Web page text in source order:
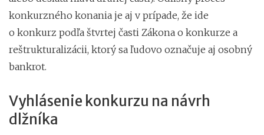
konkurzného konania je aj v prípade, že ide
o konkurz podľa štvrtej časti Zákona o konkurze a
reštrukturalizácii, ktorý sa ľudovo označuje aj osobný
bankrot.
Vyhlásenie konkurzu na návrh
dlžníka